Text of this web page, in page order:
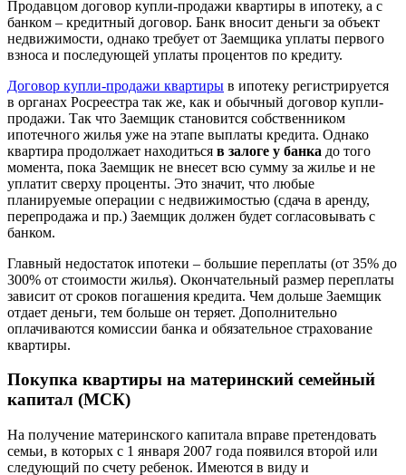
Продавцом договор купли-продажи квартиры в ипотеку, а с
банком – кредитный договор. Банк вносит деньги за объект
недвижимости, однако требует от Заемщика уплаты первого
взноса и последующей уплаты процентов по кредиту.
Договор купли-продажи квартиры в ипотеку регистрируется
в органах Росреестра так же, как и обычный договор купли-
продажи. Так что Заемщик становится собственником
ипотечного жилья уже на этапе выплаты кредита. Однако
квартира продолжает находиться в залоге у банка до того
момента, пока Заемщик не внесет всю сумму за жилье и не
уплатит сверху проценты. Это значит, что любые
планируемые операции с недвижимостью (сдача в аренду,
перепродажа и пр.) Заемщик должен будет согласовывать с
банком.
Главный недостаток ипотеки – большие переплаты (от 35% до
300% от стоимости жилья). Окончательный размер переплаты
зависит от сроков погашения кредита. Чем дольше Заемщик
отдает деньги, тем больше он теряет. Дополнительно
оплачиваются комиссии банка и обязательное страхование
квартиры.
Покупка квартиры на материнский семейный
капитал (МСК)
На получение материнского капитала вправе претендовать
семьи, в которых с 1 января 2007 года появился второй или
следующий по счету ребенок. Имеются в виду и